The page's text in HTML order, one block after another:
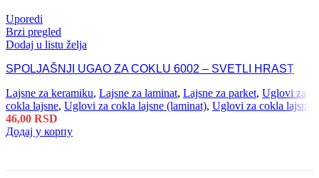
Uporedi
Brzi pregled
Dodaj u listu želja
SPOLJAŠNJI UGAO ZA COKLU 6002 – SVETLI HRAST
Lajsne za keramiku, Lajsne za laminat, Lajsne za parket, Uglovi za
cokla lajsne, Uglovi za cokla lajsne (laminat), Uglovi za cokla lajsnu
46,00 RSD
Додај у корпу